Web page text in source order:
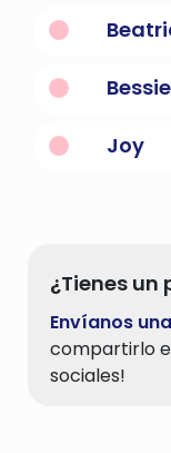
Bessie
Joy
¿Tienes un
Envíanos
compartirlo
sociales!